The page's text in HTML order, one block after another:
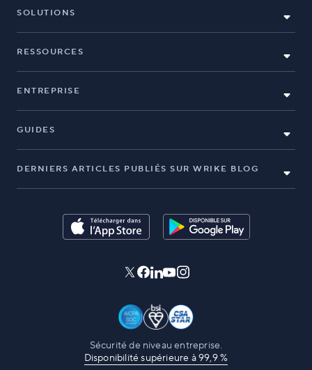
SOLUTIONS
RESSOURCES
ENTREPRISE
GUIDES
DERNIERS ARTICLES PUBLIÉS SUR WRIKE BLOG
Sécurité de niveau entreprise.
Disponibilité supérieure à 99,9 %